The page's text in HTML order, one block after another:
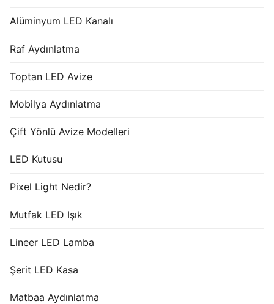
Alüminyum LED Kanalı
Raf Aydınlatma
Toptan LED Avize
Mobilya Aydınlatma
Çift Yönlü Avize Modelleri
LED Kutusu
Pixel Light Nedir?
Mutfak LED Işık
Lineer LED Lamba
Şerit LED Kasa
Matbaa Aydınlatma